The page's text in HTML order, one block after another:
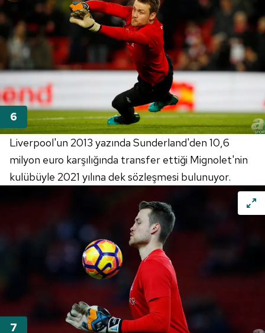
vasıtasıyla belirleyebilirsiniz. Çerezlere ilişkin detaylı bilgi
için Ayarlar butonuna tıklayabilir,Çerez Bilgilendirme
Metnimiziziyaret edebilirsiniz.
6698 sayılı Kişisel Verilerin Korunması Kanunu uyarınca
hazırlanmış Aydınlatma Metnimizi okumak ve sitemizde
ilgili mevzuata uygun olarak kullanılan çerezlerle ilgili bilgi
almak için lütfentıklayınız
Liverpool'un 2013 yazında Sunderland'den 10,6
milyon euro karşılığında transfer ettiği Mignolet'nin
kulübüyle 2021 yılına dek sözleşmesi bulunuyor.